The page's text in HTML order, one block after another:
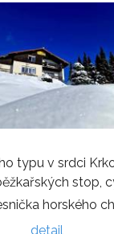
typu v srdci
stop,
horského
detail